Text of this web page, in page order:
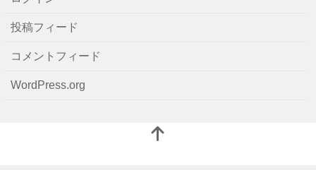
投稿フィード
コメントフィード
WordPress.org